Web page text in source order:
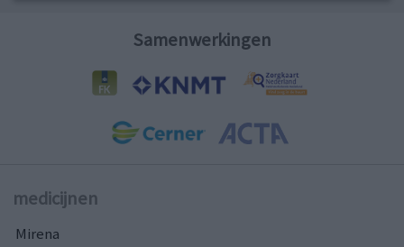
Samenwerkingen
medicijnen
Mirena